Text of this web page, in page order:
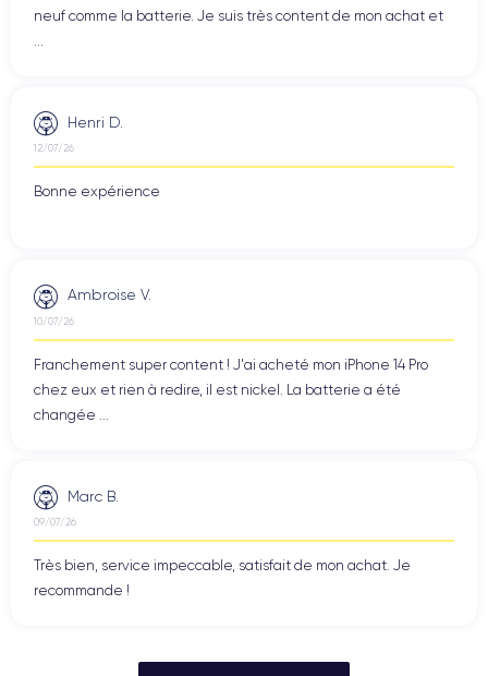
neuf comme la batterie. Je suis très content de mon achat et
Henri D.
12/07/26
Bonne expérience
Ambroise V.
10/07/26
Franchement super content ! J'ai acheté mon iPhone 14 Pro
chez eux et rien à redire, il est nickel. La batterie a été
changée ...
Marc B.
09/07/26
Très bien, service impeccable, satisfait de mon achat. Je
recommande !